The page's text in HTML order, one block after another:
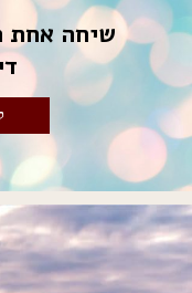
שיחה אחת